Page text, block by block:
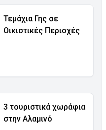
Τεμάχια Γης σε
Οικιστικές Περιοχές
3 τουριστικά χωράφια
στην Αλαμινό